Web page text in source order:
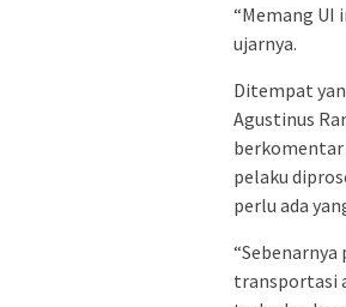
“Memang UI
ujarnya.
Ditempat
Agustinus
berkomentar
pelaku
perlu ada
transportasi